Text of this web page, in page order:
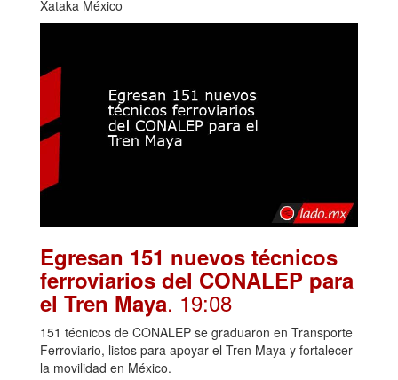
Xataka México
Egresan 151 nuevos técnicos
ferroviarios del CONALEP para
el Tren Maya. 19:08
151 técnicos de CONALEP se graduaron en Transporte
Ferroviario, listos para apoyar el Tren Maya y fortalecer
la movilidad en México.